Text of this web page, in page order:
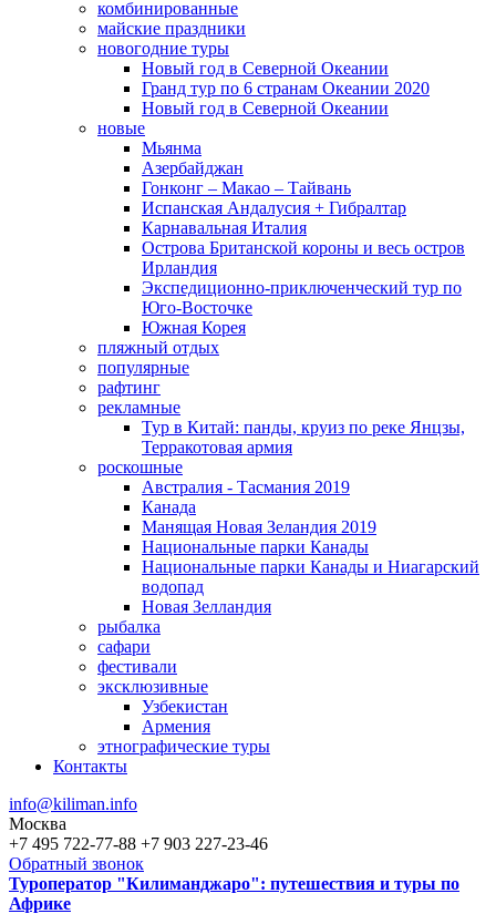
комбинированные
майские праздники
новогодние туры
Новый год в Северной Океании
Гранд тур по 6 странам Океании 2020
Новый год в Северной Океании
новые
Мьянма
Азербайджан
Гонконг – Макао – Тайвань
Испанская Андалусия + Гибралтар
Карнавальная Италия
Острова Британской короны и весь остров
Ирландия
Экспедиционно-приключенческий тур по
Юго-Восточке
Южная Корея
пляжный отдых
популярные
рафтинг
рекламные
Тур в Китай: панды, круиз по реке Янцзы,
Терракотовая армия
роскошные
Австралия - Тасмания 2019
Канада
Манящая Новая Зеландия 2019
Национальные парки Канады
Национальные парки Канады и Ниагарский
водопад
Новая Зелландия
рыбалка
сафари
фестивали
эксклюзивные
Узбекистан
Армения
этнографические туры
Контакты
info@kiliman.info
Москва
+7 495 722-77-88 +7 903 227-23-46
Обратный звонок
Туроператор "Килиманджаро": путешествия и туры по
Африке